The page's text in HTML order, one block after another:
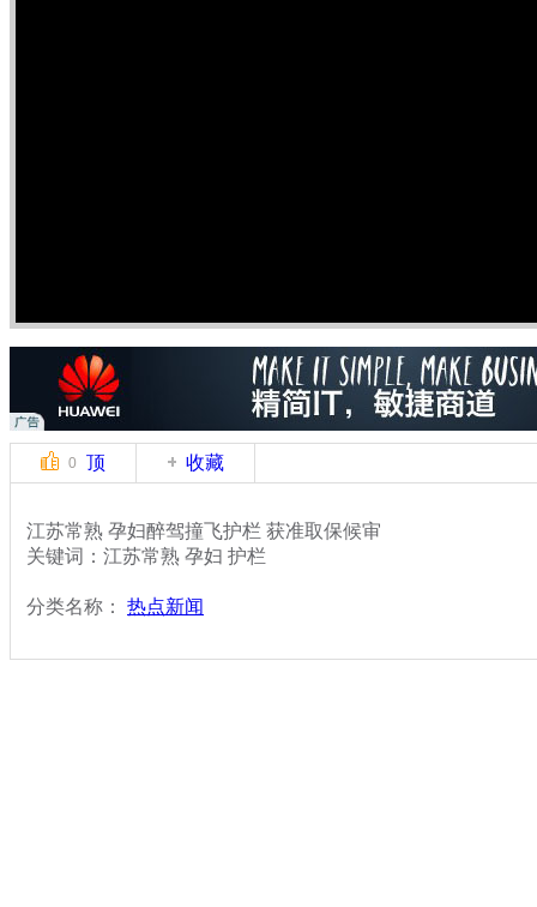
0 顶 收藏
江苏常熟 孕妇醉驾撞飞护栏 获准取保候审
关键词：江苏常熟 孕妇 护栏
分类名称： 热点新闻